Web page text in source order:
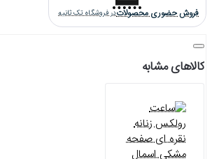
فروش حضوری محصولاتدر فروشگاه تک ثانیه
کالاهای مشابه